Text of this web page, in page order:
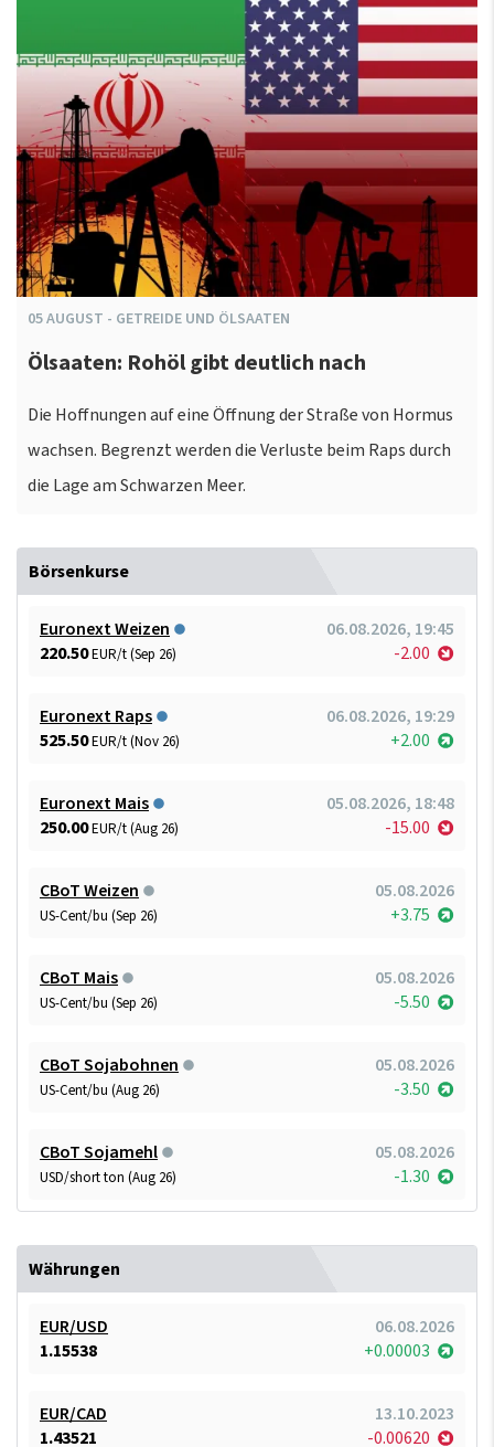
05AUGUST - GETREIDE UND ÖLSAATEN
Ölsaaten: Rohöl gibt deutlich nach
Die Hoffnungen auf eine Öffnung der Straße von Hormus
wachsen. Begrenzt werden die Verluste beim Raps durch
die Lage am Schwarzen Meer.
Börsenkurse
Euronext Weizen
06.08.2026, 19:45
220.50EUR/t (Sep 26) -2.00
Euronext Raps
06.08.2026, 19:29
525.50EUR/t (Nov 26) +2.00
Euronext Mais
05.08.2026, 18:48
250.00EUR/t (Aug 26) -15.00
CBoT Weizen 05.08.2026
US-Cent/bu (Sep 26) +3.75
CBoT Mais 05.08.2026
US-Cent/bu (Sep 26) -5.50
CBoT Sojabohnen 05.08.2026
US-Cent/bu (Aug 26) -3.50
CBoT Sojamehl 05.08.2026
USD/short ton (Aug 26) -1.30
Währungen
EUR/USD
06.08.2026
1.15538
+0.00003
EUR/CAD
13.10.2023
1.43521
-0.00620